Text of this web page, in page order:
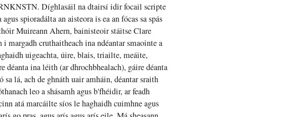
Díghlasáil na dtairsí idir focail scripte
spioradálta an aisteora is ea an fócas sa spás
Muireann Ahern, bainisteoir stáitse Clare
margadh cruthaitheach ina ndéantar smaointe a
uigeachta, úire, blais, triailte, meáite,
ina léith (ar dhrochbhealach), gáire déanta
lá, ach de ghnáth uair amháin, déantar sraith
leo a shásamh agus b'fhéidir, ar feadh
atá marcáilte síos le haghaidh cuimhne agus